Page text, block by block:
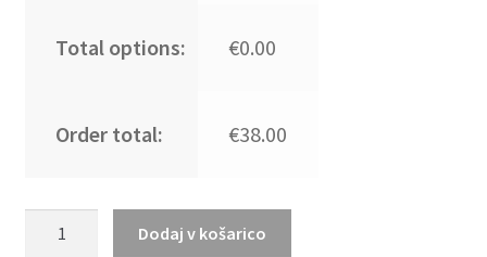
Total options: €0.00
Order total: €38.00
Dodaj v košarico